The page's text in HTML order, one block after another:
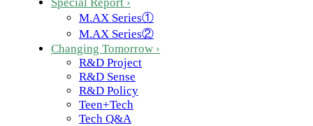
M.AX Series①
M.AX Series②
Changing Tomorrow ›
R&D Project
R&D Sense
R&D Policy
Teen+Tech
Tech Q&A